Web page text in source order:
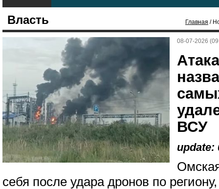
Власть Главная /
08-07-2026
ВСУ
update:
себя после удара дронов по